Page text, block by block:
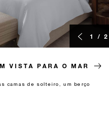
1 / 2
VISTA PARA O MAR
camas de solteiro, um berço